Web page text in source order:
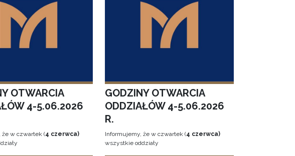
OTWARCIA
4-5.06.2026
że w czwartek (4 czerwca)
GODZINY OTWARCIA
ODDZIAŁÓW 4-5.06.2026
R.
Informujemy, że w czwartek (4 czerwca)
wszystkie oddziały